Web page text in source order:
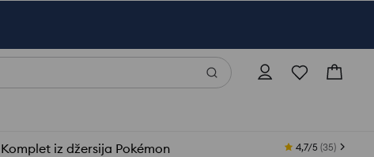
Komplet iz džersija Pokémon 4,7/5 (35)